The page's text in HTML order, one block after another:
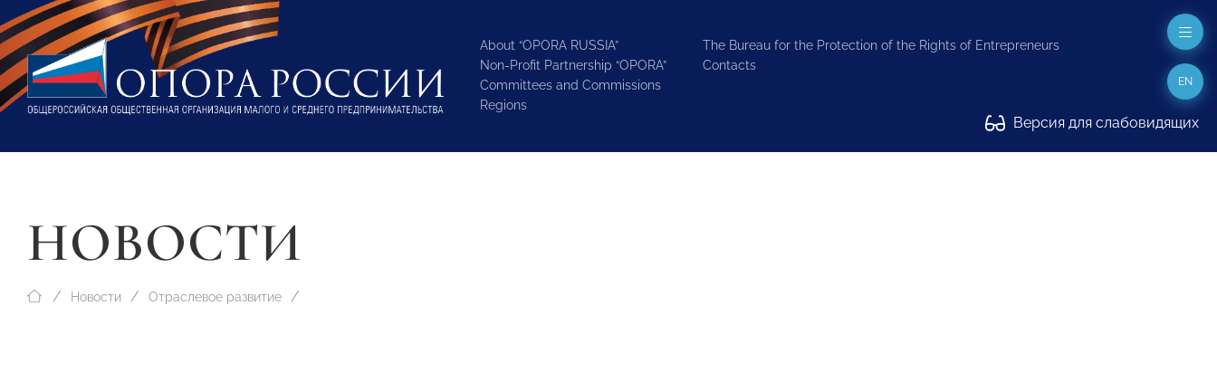
About “OPORA RUSSIA”
Non-Profit Partnership “OPORA”
Committees and Commissions
Regions
The Bureau for the Protection of the Rights of Entrepreneurs
Contacts
Версия для слабовидящих
EN
НОВОСТИ
Новости Отраслевое развитие